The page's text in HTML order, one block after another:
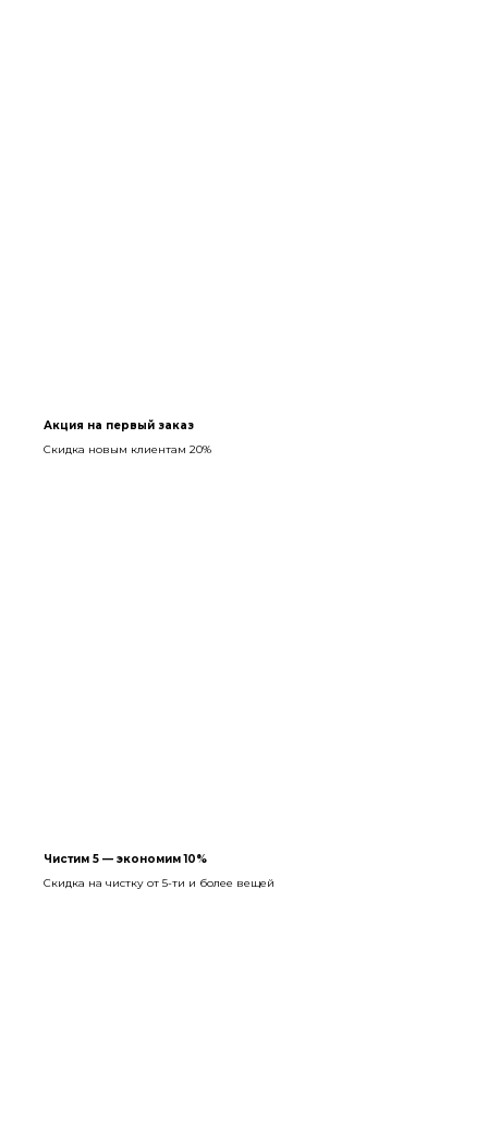
Акция на первый заказ
Скидка новым клиентам 20%
Чистим 5 — экономим 10%
Скидка на чистку от 5-ти и более вещей